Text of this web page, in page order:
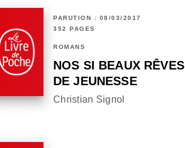
PARUTION : 08/03/2017
352 PAGES
ROMANS
NOS SI BEAUX RÊVES
DE JEUNESSE
Christian Signol